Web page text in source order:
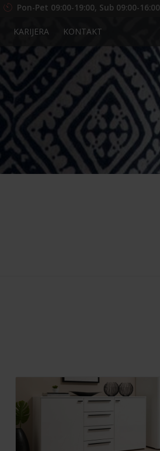
KARIJERA KONTAKT
Pon-Pet 09:00-19:00, Sub 09:00-16:00